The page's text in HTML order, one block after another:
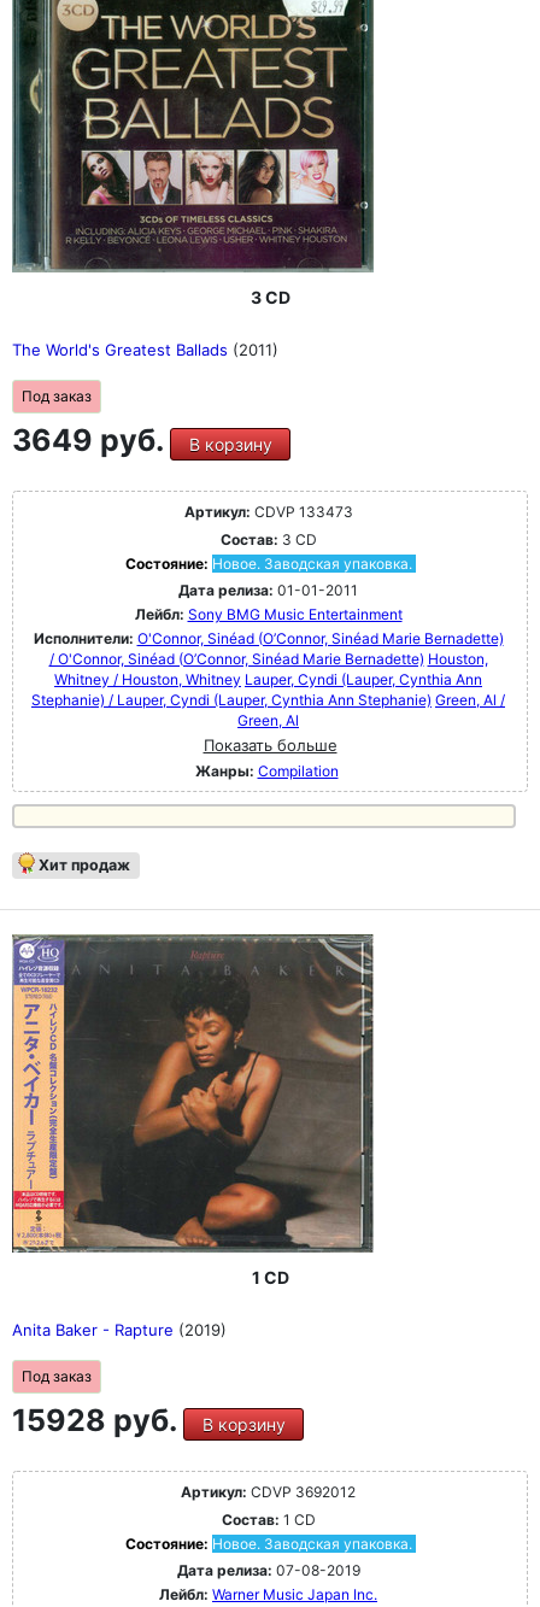
3 CD
The World's Greatest Ballads (2011)
Под заказ
3649 руб. В корзину
Артикул: CDVP 133473
Состав: 3 CD
Состояние: Новое. Заводская упаковка.
Дата релиза: 01-01-2011
Лейбл: Sony BMG Music Entertainment
Исполнители: O'Connor, Sinéad (O’Connor, Sinéad Marie Bernadette)
/ O'Connor, Sinéad (O’Connor, Sinéad Marie Bernadette) Houston,
Whitney / Houston, Whitney Lauper, Cyndi (Lauper, Cynthia Ann
Stephanie) / Lauper, Cyndi (Lauper, Cynthia Ann Stephanie) Green, Al /
Green, Al
Показать больше
Жанры: Compilation
Хит продаж
1 CD
Anita Baker - Rapture (2019)
Под заказ
15928 руб. В корзину
Артикул: CDVP 3692012
Состав: 1 CD
Состояние: Новое. Заводская упаковка.
Дата релиза: 07-08-2019
Лейбл: Warner Music Japan Inc.